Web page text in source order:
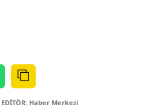
EDİTÖR: Haber Merkezi